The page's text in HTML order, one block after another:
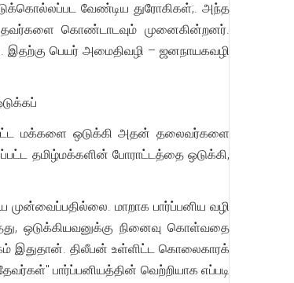
வேண்டிய துரோகிகள்;. அந்த
கொண்டாடவும் முனைகின்றனர்.
பெயர் அமைதிவழி – ஜனநாயகவழி
மக்களை ஒடுக்கி அதன் தலைவர்களை
தமிழ்மக்களின் போராட்டத்தை ஒடுக்கி,
மாறாக பார்ப்பனிய வழி
ஒடுக்கியவனுக்கு நினைவு கொள்வதை
இதுதான். திலீபன் உள்ளிட்ட கொலைகாரக்
பார்ப்பனியத்தின் வெற்றியாக எப்படி